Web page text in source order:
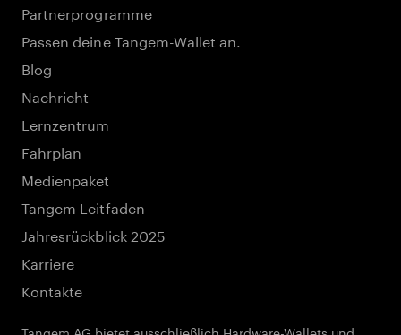
Partnerprogramme
Passen deine Tangem-Wallet an.
Blog
Nachricht
Lernzentrum
Fahrplan
Medienpaket
Tangem Leitfaden
Jahresrückblick 2025
Karriere
Kontakte